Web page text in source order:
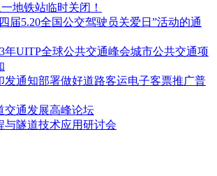
地铁站临时关闭！
届5.20全国公交驾驶员关爱日”活动的通
年UITP全球公共交通峰会城市公共交通项
发通知部署做好道路客运电子客票推广普
交通发展高峰论坛
与隧道技术应用研讨会